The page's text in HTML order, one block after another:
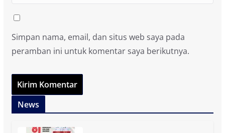
Simpan nama, email, dan situs web saya pada
peramban ini untuk komentar saya berikutnya.
News